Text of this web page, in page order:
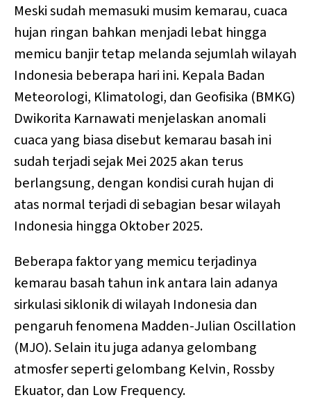
Meski sudah memasuki musim kemarau, cuaca
hujan ringan bahkan menjadi lebat hingga
memicu banjir tetap melanda sejumlah wilayah
Indonesia beberapa hari ini. Kepala Badan
Meteorologi, Klimatologi, dan Geofisika (BMKG)
Dwikorita Karnawati menjelaskan anomali
cuaca yang biasa disebut kemarau basah ini
sudah terjadi sejak Mei 2025 akan terus
berlangsung, dengan kondisi curah hujan di
atas normal terjadi di sebagian besar wilayah
Indonesia hingga Oktober 2025.
Beberapa faktor yang memicu terjadinya
kemarau basah tahun ink antara lain adanya
sirkulasi siklonik di wilayah Indonesia dan
pengaruh fenomena Madden-Julian Oscillation
(MJO). Selain itu juga adanya gelombang
atmosfer seperti gelombang Kelvin, Rossby
Ekuator, dan Low Frequency.